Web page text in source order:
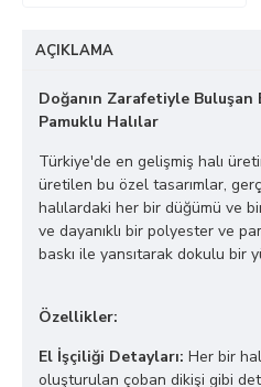
AÇIKLAMA
Doğanın Zarafetiyle Buluşan
Pamuklu Halılar
Türkiye'de en gelişmiş halı
üretilen bu özel tasarımlar,
halılardaki her bir düğümü ve
ve dayanıklı bir polyester ve
baskı ile yansıtarak dokulu bir
Özellikler:
El İşçiliği Detayları: Her bir
oluşturulan çoban dikişi gibi